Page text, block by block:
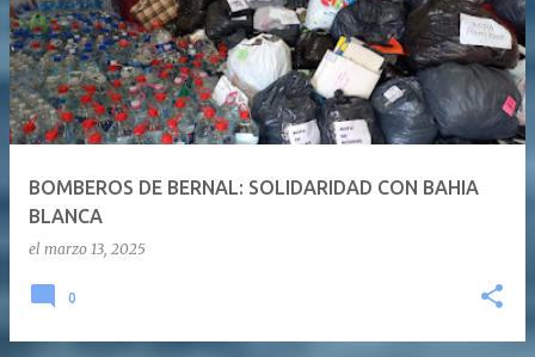
BOMBEROS DE BERNAL: SOLIDARIDAD CON BAHIA
BLANCA
el marzo 13, 2025
0